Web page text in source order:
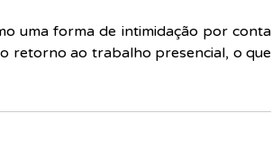
uma forma de intimidação por conta
retorno ao trabalho presencial, o que